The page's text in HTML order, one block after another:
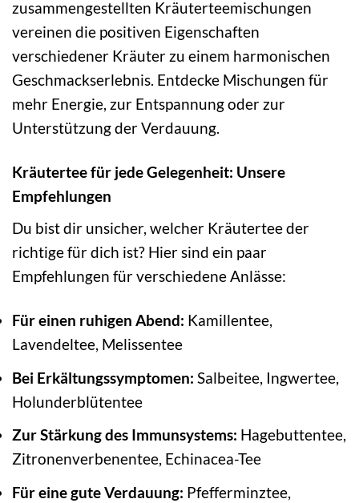
zusammengestellten Kräuterteemischungen
vereinen die positiven Eigenschaften
verschiedener Kräuter zu einem harmonischen
Geschmackserlebnis. Entdecke Mischungen für
mehr Energie, zur Entspannung oder zur
Unterstützung der Verdauung.
Kräutertee für jede Gelegenheit: Unsere
Empfehlungen
Du bist dir unsicher, welcher Kräutertee der
richtige für dich ist? Hier sind ein paar
Empfehlungen für verschiedene Anlässe:
Für einen ruhigen Abend: Kamillentee,
Lavendeltee, Melissentee
Bei Erkältungssymptomen: Salbeitee, Ingwertee,
Holunderblütentee
Zur Stärkung des Immunsystems: Hagebuttentee,
Zitronenverbenentee, Echinacea-Tee
Für eine gute Verdauung: Pfefferminztee,